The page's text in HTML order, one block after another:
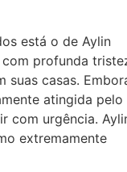
está o de Aylin
profunda
suas casas.
atingida pelo
com urgência.
extremamente